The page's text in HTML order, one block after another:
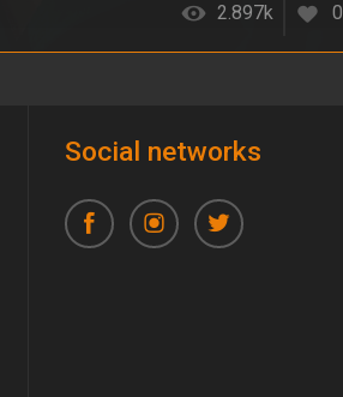
2.897k 0
Social networks